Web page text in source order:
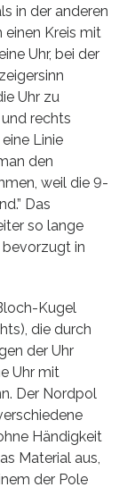
in der anderen
einen Kreis mit
Uhr, bei der
Uhr zu
rechts
Linie
den
weil die 9-
Das
so lange
bevorzugt in
Kugel
die durch
der Uhr
Uhr mit
Der Nordpol
Händigkeit
Material aus,
der Pole